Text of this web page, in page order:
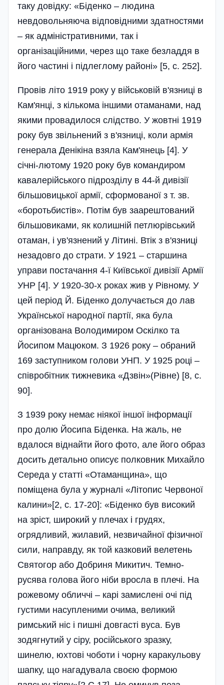
таку довідку: «Біденко – людина
невдовольняюча відповідними здатностями
– як адміністративними, так і
організаційними, через що таке безладдя в
його частині і підлеглому районі» [5, с. 252].
Провів літо 1919 року у військовій в'язниці в
Кам'янці, з кількома іншими отаманами, над
якими провадилося слідство. У жовтні 1919
року був звільнений з в'язниці, коли армія
генерала Денікіна взяла Кам'янець [4]. У
січні-лютому 1920 року був командиром
кавалерійського підрозділу в 44-й дивізії
більшовицької армії, сформованої з т. зв.
«боротьбистів». Потім був заарештований
більшовиками, як колишній петлюрівський
отаман, і ув'язнений у Літині. Втік з в'язниці
незадовго до страти. У 1921 – старшина
управи постачання 4-ї Київської дивізії Армії
УНР [4]. У 1920-30-х роках жив у Рівному. У
цей період Й. Біденко долучається до лав
Української народної партії, яка була
організована Володимиром Оскілко та
Йосипом Мацюком. З 1926 року – обраний
169 заступником голови УНП. У 1925 році –
співробітник тижневика «Дзвін»(Рівне) [8, с.
90].
З 1939 року немає ніякої іншої інформації
про долю Йосипа Біденка. На жаль, не
вдалося віднайти його фото, але його образ
досить детально описує полковник Михайло
Середа у статті «Отаманщина», що
поміщена була у журналі «Літопис Червоної
калини»[2, с. 17-20]: «Біденко був високий
на зріст, широкий у плечах і грудях,
огрядливий, жилавий, незвичайної фізичної
сили, направду, як той казковий велетень
Святогор або Добриня Микитич. Темно-
русява голова його ніби вросла в плечі. На
рожевому обличчі – карі замислені очі під
густими насупленими очима, великий
римський ніс і пишні довгасті вуса. Був
зодягнутий у сіру, російського зразку,
шинелю, юхтові чоботи і чорну каракульову
шапку, що нагадувала своєю формою